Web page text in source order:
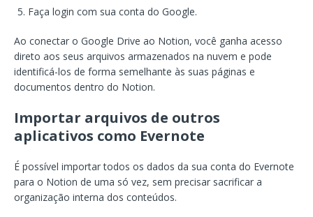
Faça login com sua conta do Google.
Ao conectar o Google Drive ao Notion, você ganha acesso
direto aos seus arquivos armazenados na nuvem e pode
identificá-los de forma semelhante às suas páginas e
documentos dentro do Notion.
Importar arquivos de outros
aplicativos como Evernote
É possível importar todos os dados da sua conta do Evernote
para o Notion de uma só vez, sem precisar sacrificar a
organização interna dos conteúdos.